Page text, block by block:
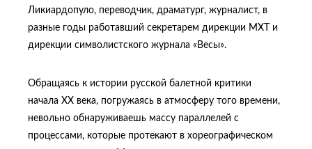
Ликиардопуло, переводчик, драматург, журналист, в
разные годы работавший секретарем дирекции МХТ и
дирекции символистского журнала «Весы».
Обращаясь к истории русской балетной критики
начала ХХ века, погружаясь в атмосферу того времени,
невольно обнаруживаешь массу параллелей с
процессами, которые протекают в хореографическом